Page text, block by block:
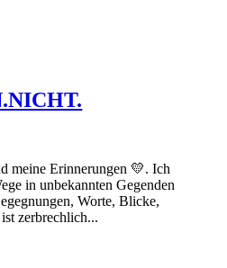
meine Erinnerungen 💛. Ich
in unbekannten Gegenden
Worte, Blicke,
zerbrechlich...